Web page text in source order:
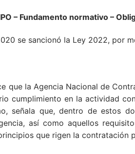
– Fundamento normativo –
se sancionó la Ley 2022, por
que la Agencia Nacional de
cumplimiento en la actividad
señala que, dentro de estos
así como aquellos
que rigen la contratación